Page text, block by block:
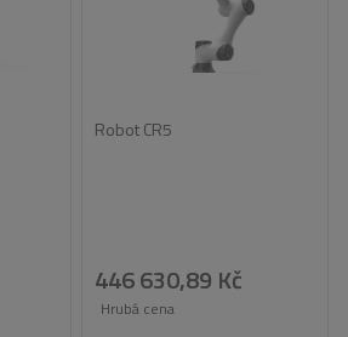
Robot CR5
446 630,89 Kč
Hrubá cena